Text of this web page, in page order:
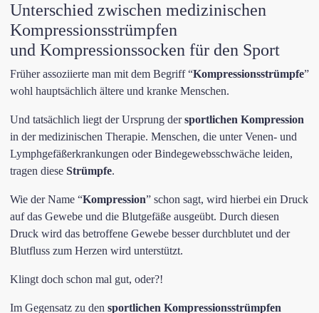
Unterschied zwischen medizinischen
Kompressionsstrümpfen
und Kompressionssocken für den Sport
Früher assoziierte man mit dem Begriff “Kompressionsstrümpfe”
wohl hauptsächlich ältere und kranke Menschen.
Und tatsächlich liegt der Ursprung dersportlichen Kompression
in der medizinischen Therapie. Menschen, die unter Venen- und
Lymphgefäßerkrankungen oder Bindegewebsschwäche leiden,
tragen diese Strümpfe.
Wie der Name “Kompression” schon sagt, wird hierbei ein Druck
auf das Gewebe und die Blutgefäße ausgeübt. Durch diesen
Druck wird das betroffene Gewebe besser durchblutet und der
Blutfluss zum Herzen wird unterstützt.
Klingt doch schon mal gut, oder?!
Im Gegensatz zu den sportlichen Kompressionsstrümpfen